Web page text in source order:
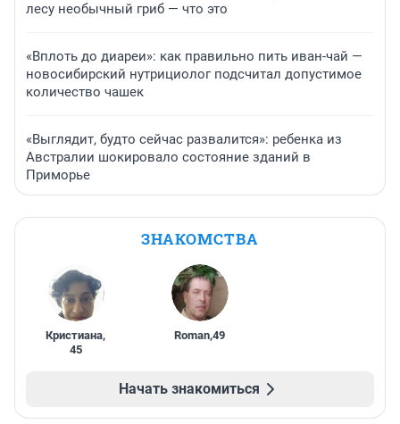
лесу необычный гриб — что это
«Вплоть до диареи»: как правильно пить иван-чай —
новосибирский нутрициолог подсчитал допустимое
количество чашек
«Выглядит, будто сейчас развалится»: ребенка из
Австралии шокировало состояние зданий в
Приморье
ЗНАКОМСТВА
Кристиана,
45
Roman,49
Начать знакомиться